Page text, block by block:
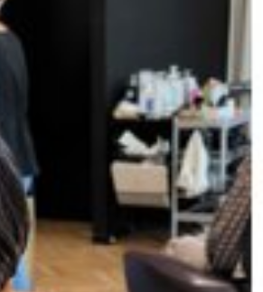
ラ
能美容室
かしが得意
レート
shampoo blow
グカラー
ドライヤー
からの美容室
室
40代以降
ヘアアレンジ
ブリーチ無し
ハイライトカラ
意
チューニングストレート
ヘアカラー
パーマ